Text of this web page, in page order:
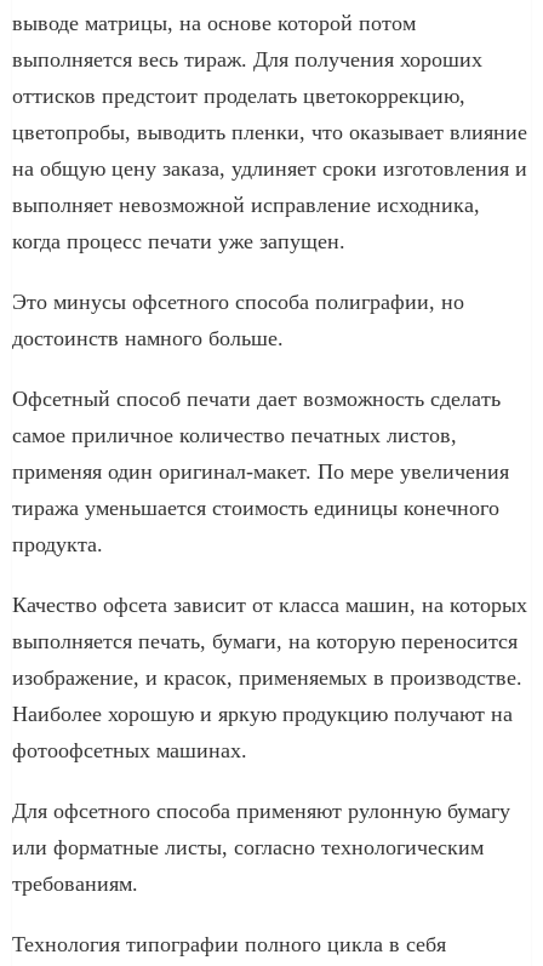
выводе матрицы, на основе которой потом
выполняется весь тираж. Для получения хороших
оттисков предстоит проделать цветокоррекцию,
цветопробы, выводить пленки, что оказывает влияние
на общую цену заказа, удлиняет сроки изготовления и
выполняет невозможной исправление исходника,
когда процесс печати уже запущен.
Это минусы офсетного способа полиграфии, но
достоинств намного больше.
Офсетный способ печати дает возможность сделать
самое приличное количество печатных листов,
применяя один оригинал-макет. По мере увеличения
тиража уменьшается стоимость единицы конечного
продукта.
Качество офсета зависит от класса машин, на которых
выполняется печать, бумаги, на которую переносится
изображение, и красок, применяемых в производстве.
Наиболее хорошую и яркую продукцию получают на
фотоофсетных машинах.
Для офсетного способа применяют рулонную бумагу
или форматные листы, согласно технологическим
требованиям.
Технология типографии полного цикла в себя